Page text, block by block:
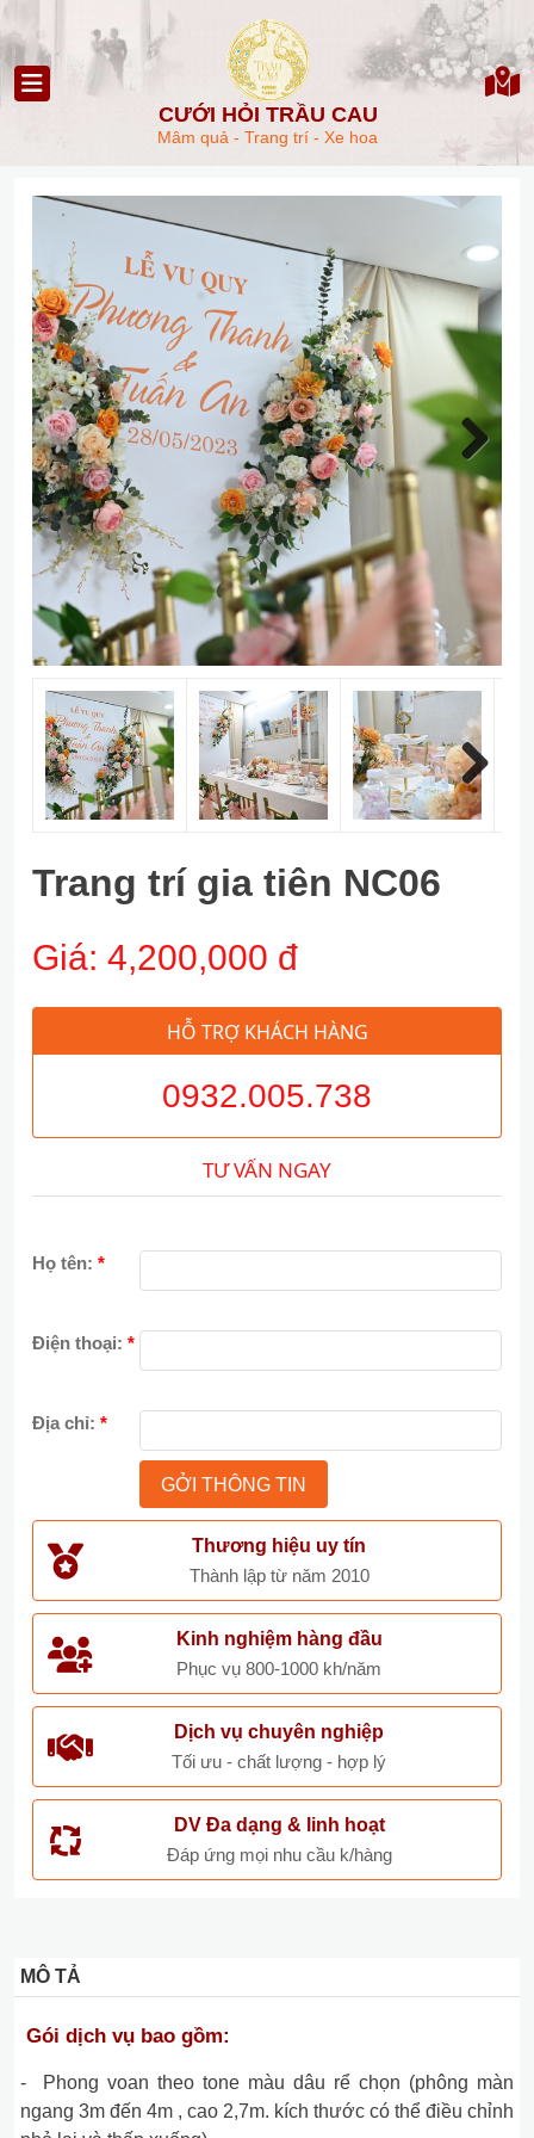
CƯỚI HỎI TRẦU CAU
Mâm quả - Trang trí - Xe hoa
Next
Next
Trang trí gia tiên NC06
Giá: 4,200,000 đ
HỖ TRỢ KHÁCH HÀNG
0932.005.738
TƯ VẤN NGAY
Họ tên: *
Điện thoại: *
Địa chỉ: *
Thương hiệu uy tín
Thành lập từ năm 2010
Kinh nghiệm hàng đầu
Phục vụ 800-1000 kh/năm
Dịch vụ chuyên nghiệp
Tối ưu - chất lượng - hợp lý
DV Đa dạng & linh hoạt
Đáp ứng mọi nhu cầu k/hàng
MÔ TẢ
Gói dịch vụ bao gồm:
- Phong voan theo tone màu dâu rể chọn (phông màn
ngang 3m đến 4m , cao 2,7m. kích thước có thể điều chỉnh